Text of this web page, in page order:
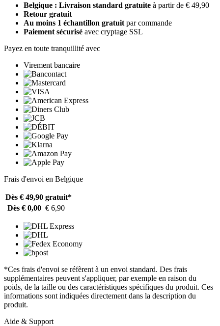
Belgique : Livraison standard gratuite à partir de € 49,90
Retour gratuit
Au moins 1 échantillon gratuit par commande
Paiement sécurisé avec cryptage SSL
Payez en toute tranquillité avec
Virement bancaire
Frais d'envoi en Belgique
Dès € 49,90 gratuit*
Dès € 0,00 € 6,90
*Ces frais d'envoi se réfèrent à un envoi standard. Des frais
supplémentaires peuvent s'appliquer, par exemple en raison du
poids, de la taille ou des caractéristiques spécifiques du produit. Ces
informations sont indiquées directement dans la description du
produit.
Aide & Support